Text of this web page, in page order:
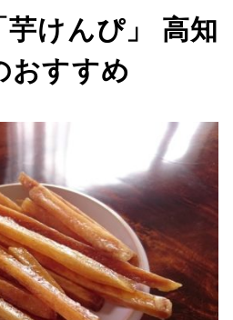
芋けんぴ」 高知
おすすめ